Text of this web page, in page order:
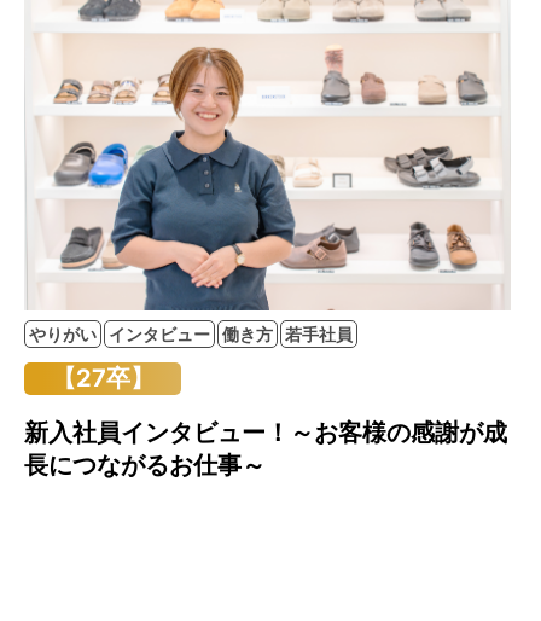
やりがい インタビュー 働き方 若手社員
【27卒】
新入社員インタビュー！～お客様の感謝が成
長につながるお仕事～